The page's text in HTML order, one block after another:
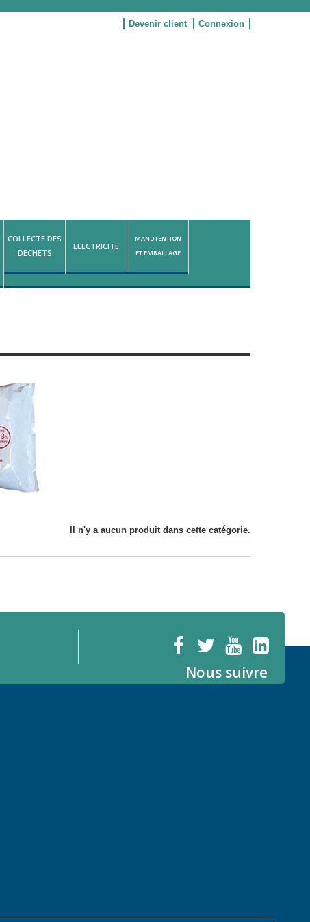
Connexion
Devenir client
COLLECTE DES
DECHETS
ELECTRICITE
MANUTENTION
ET EMBALLAGE
Il n'y a aucun produit dans cette catégorie.
Nous suivre